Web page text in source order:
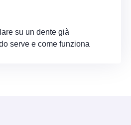
su un dente già
serve e come funziona